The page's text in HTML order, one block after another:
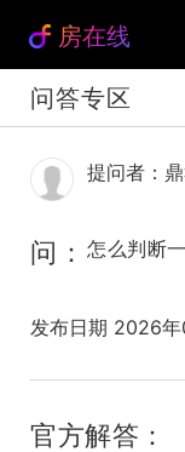
房在线
问答专区
提问者：
问： 怎么判断
发布日期 2026
官方解答：